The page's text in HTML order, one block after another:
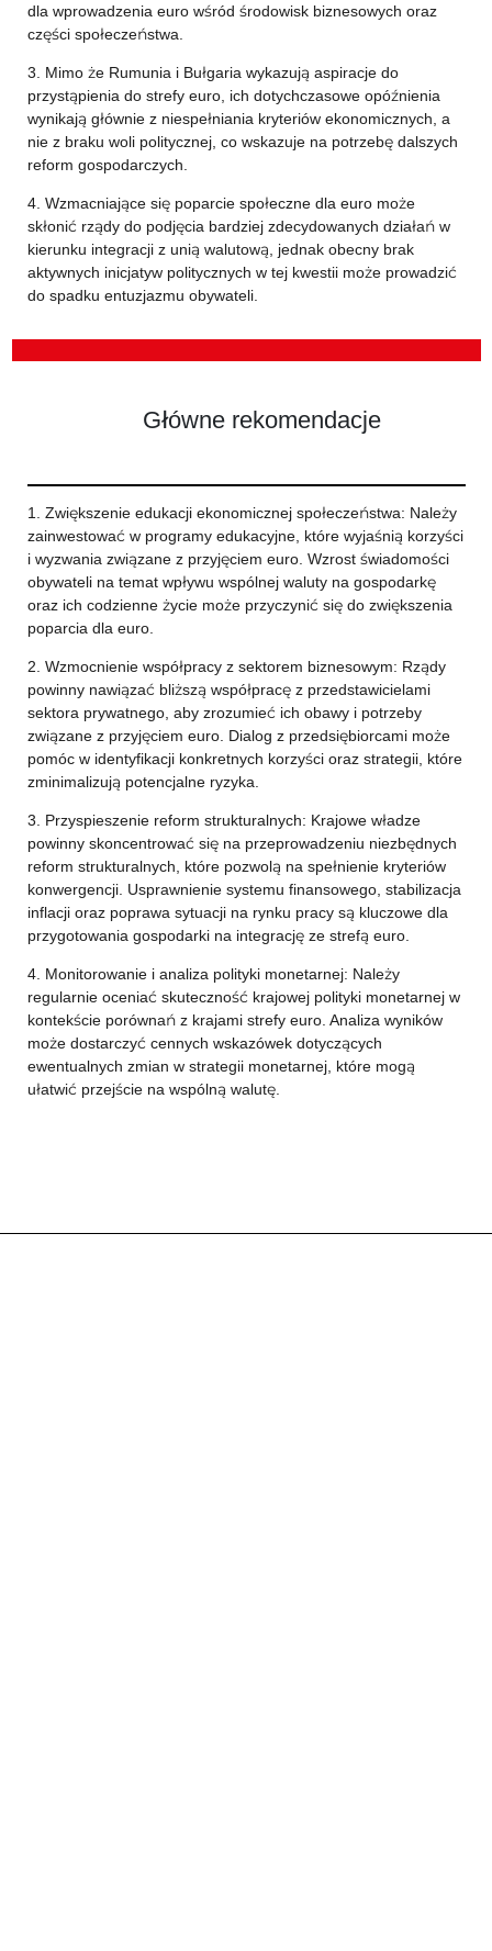
dla wprowadzenia euro wśród środowisk biznesowych oraz
części społeczeństwa.
3. Mimo że Rumunia i Bułgaria wykazują aspiracje do
przystąpienia do strefy euro, ich dotychczasowe opóźnienia
wynikają głównie z niespełniania kryteriów ekonomicznych, a
nie z braku woli politycznej, co wskazuje na potrzebę dalszych
reform gospodarczych.
4. Wzmacniające się poparcie społeczne dla euro może
skłonić rządy do podjęcia bardziej zdecydowanych działań w
kierunku integracji z unią walutową, jednak obecny brak
aktywnych inicjatyw politycznych w tej kwestii może prowadzić
do spadku entuzjazmu obywateli.
Główne rekomendacje
1. Zwiększenie edukacji ekonomicznej społeczeństwa: Należy
zainwestować w programy edukacyjne, które wyjaśnią korzyści
i wyzwania związane z przyjęciem euro. Wzrost świadomości
obywateli na temat wpływu wspólnej waluty na gospodarkę
oraz ich codzienne życie może przyczynić się do zwiększenia
poparcia dla euro.
2. Wzmocnienie współpracy z sektorem biznesowym: Rządy
powinny nawiązać bliższą współpracę z przedstawicielami
sektora prywatnego, aby zrozumieć ich obawy i potrzeby
związane z przyjęciem euro. Dialog z przedsiębiorcami może
pomóc w identyfikacji konkretnych korzyści oraz strategii, które
zminimalizują potencjalne ryzyka.
3. Przyspieszenie reform strukturalnych: Krajowe władze
powinny skoncentrować się na przeprowadzeniu niezbędnych
reform strukturalnych, które pozwolą na spełnienie kryteriów
konwergencji. Usprawnienie systemu finansowego, stabilizacja
inflacji oraz poprawa sytuacji na rynku pracy są kluczowe dla
przygotowania gospodarki na integrację ze strefą euro.
4. Monitorowanie i analiza polityki monetarnej: Należy
regularnie oceniać skuteczność krajowej polityki monetarnej w
kontekście porównań z krajami strefy euro. Analiza wyników
może dostarczyć cennych wskazówek dotyczących
ewentualnych zmian w strategii monetarnej, które mogą
ułatwić przejście na wspólną walutę.